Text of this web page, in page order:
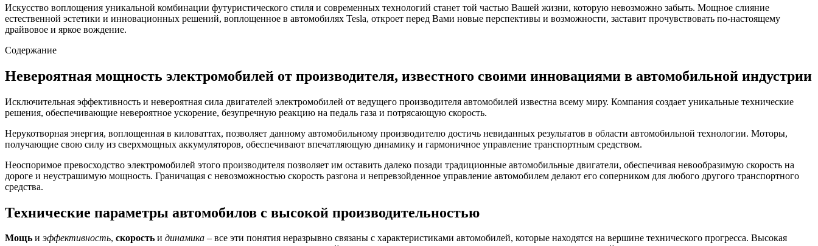
Искусство воплощения уникальной комбинации футуристического стиля и современных технологий станет той частью Вашей жизни, которую невозможно забыть. Мощное слияние
естественной эстетики и инновационных решений, воплощенное в автомобилях Tesla, откроет перед Вами новые перспективы и возможности, заставит прочувствовать по-настоящему
драйвовое и яркое вождение.
Содержание
Невероятная мощность электромобилей от производителя, известного своими инновациями в автомобильной индустрии
Исключительная эффективность и невероятная сила двигателей электромобилей от ведущего производителя автомобилей известна всему миру. Компания создает уникальные технические
решения, обеспечивающие невероятное ускорение, безупречную реакцию на педаль газа и потрясающую скорость.
Нерукотворная энергия, воплощенная в киловаттах, позволяет данному автомобильному производителю достичь невиданных результатов в области автомобильной технологии. Моторы,
получающие свою силу из сверхмощных аккумуляторов, обеспечивают впечатляющую динамику и гармоничное управление транспортным средством.
Неоспоримое превосходство электромобилей этого производителя позволяет им оставить далеко позади традиционные автомобильные двигатели, обеспечивая невообразимую скорость на
дороге и неустрашимую мощность. Граничащая с невозможностью скорость разгона и непревзойденное управление автомобилем делают его соперником для любого другого транспортного
средства.
Технические параметры автомобилов с высокой производительностью
Мощь и эффективность, скорость и динамика – все эти понятия неразрывно связаны с характеристиками автомобилей, которые находятся на вершине технического прогресса. Высокая